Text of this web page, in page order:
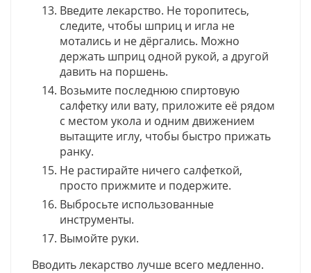
Введите лекарство. Не торопитесь,
следите, чтобы шприц и игла не
мотались и не дёргались. Можно
держать шприц одной рукой, а другой
давить на поршень.
Возьмите последнюю спиртовую
салфетку или вату, приложите её рядом
с местом укола и одним движением
вытащите иглу, чтобы быстро прижать
ранку.
Не растирайте ничего салфеткой,
просто прижмите и подержите.
Выбросьте использованные
инструменты.
Вымойте руки.
Вводить лекарство лучше всего медленно.